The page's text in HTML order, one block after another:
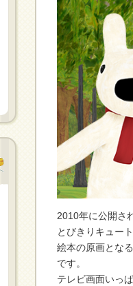
2010年に公開さ
とびきりキュー
絵本の原画とな
です。
テレビ画面いっ